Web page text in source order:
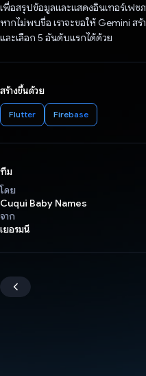
เพื่อสรุปข้อมูลและแสดงอินเทอร์เฟซ
หากไม่พบชื่อ เราจะขอให้ Gemini ส
และเลือก 5 อันดับแรกได้ด้วย
สร้างขึ้นด้วย
Flutter Firebase
ทีม
โดย
Cuqui Baby Names
จาก
เยอรมนี